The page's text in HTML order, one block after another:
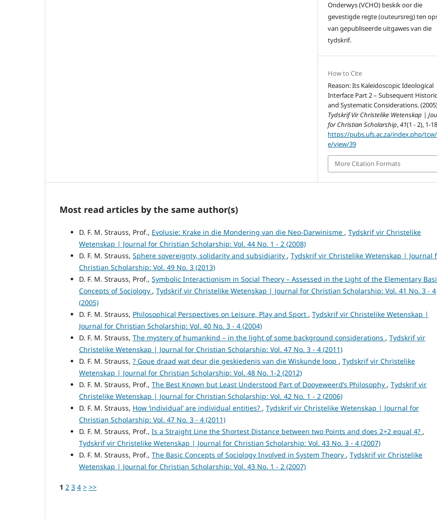
Onderwys (VCHO) beskik oor die
gevestigde regte (outeursreg) ten
van gepubliseerde uitgawes van die
tydskrif.
How to Cite
Reason: Its Kaleidoscopic Ideological
Interface Part 2 – Subsequent
and Systematic Considerations.
Tydskrif Vir Christelike Wetenskap |
for Christian Scholarship,41(1 - 2), 1-
https://pubs.ufs.ac.za/index.php/
e/view/39
More Citation Formats
Most read articles by the same author(s)
D. F. M. Strauss, Prof., Evolusie: Krake in die Mondering van die Neo-Darwinisme , Tydskrif vir Christelike
Wetenskap | Journal for Christian Scholarship: Vol. 44 No. 1 - 2 (2008)
D. F. M. Strauss, Sphere sovereignty, solidarity and subsidiarity , Tydskrif vir Christelike Wetenskap | Journal
Christian Scholarship: Vol. 49 No. 3 (2013)
D. F. M. Strauss, Prof., Symbolic Interactionism in Social Theory – Assessed in the Light of the Elementary
Concepts of Sociology , Tydskrif vir Christelike Wetenskap | Journal for Christian Scholarship: Vol. 41 No. 3 - 4
(2005)
D. F. M. Strauss, Philosophical Perspectives on Leisure, Play and Sport , Tydskrif vir Christelike Wetenskap |
Journal for Christian Scholarship: Vol. 40 No. 3 - 4 (2004)
D. F. M. Strauss, The mystery of humankind – in the light of some background considerations , Tydskrif vir
Christelike Wetenskap | Journal for Christian Scholarship: Vol. 47 No. 3 - 4 (2011)
D. F. M. Strauss, ? Goue draad wat deur die geskiedenis van die Wiskunde loop , Tydskrif vir Christelike
Wetenskap | Journal for Christian Scholarship: Vol. 48 No. 1-2 (2012)
D. F. M. Strauss, Prof., The Best Known but Least Understood Part of Dooyeweerd’s Philosophy , Tydskrif vir
Christelike Wetenskap | Journal for Christian Scholarship: Vol. 42 No. 1 - 2 (2006)
D. F. M. Strauss, How ‘individual’ are individual entities? , Tydskrif vir Christelike Wetenskap | Journal for
Christian Scholarship: Vol. 47 No. 3 - 4 (2011)
D. F. M. Strauss, Prof., Is a Straight Line the Shortest Distance between two Points and does 2+2 equal 4? ,
Tydskrif vir Christelike Wetenskap | Journal for Christian Scholarship: Vol. 43 No. 3 - 4 (2007)
D. F. M. Strauss, Prof., The Basic Concepts of Sociology Involved in System Theory , Tydskrif vir Christelike
Wetenskap | Journal for Christian Scholarship: Vol. 43 No. 1 - 2 (2007)
1 2 3 4 > >>